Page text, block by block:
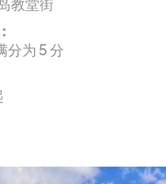
分为 5 分